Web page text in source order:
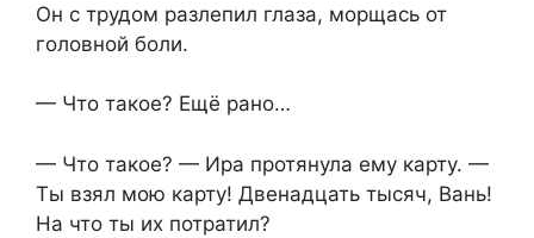
Он с трудом разлепил глаза, морщась от
головной боли.
— Что такое? Ещё рано…
— Что такое? — Ира протянула ему карту. —
Ты взял мою карту! Двенадцать тысяч, Вань!
На что ты их потратил?